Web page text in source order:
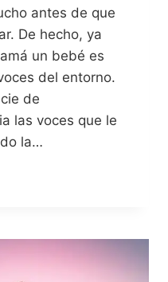
antes de que
De hecho, ya
un bebé es
del entorno.
de
las voces que le
la…